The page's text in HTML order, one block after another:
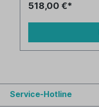
518,00 €*
Service-Hotline